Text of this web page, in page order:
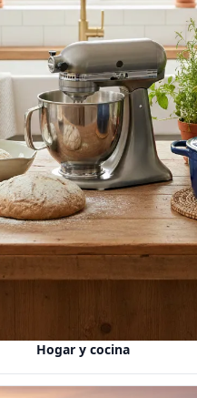
Hogar y cocina